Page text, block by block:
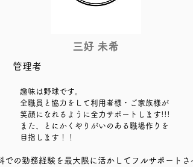
三好 未希
管理者
趣味は野球です。
全職員と協力をして利用者様・ご家族様が
笑顔になれるように全力サポートします!!!
​また、とにかくやりがいのある職場作りを
目指します！！
での勤務経験を最大限に活かしてフルサポートさ